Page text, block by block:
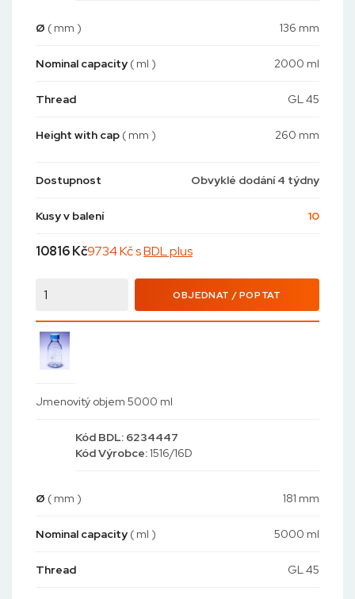
Ø ( mm ) 136 mm
Nominal capacity ( ml ) 2000 ml
Thread GL 45
Height with cap ( mm ) 260 mm
Dostupnost Obvyklé dodání 4 týdny
Kusy v balení 10
10816Kč9734 Kč sBDL plus
OBJEDNAT / POPTAT
Jmenovitý objem 5000 ml
Kód BDL: 6234447
KódVýrobce:1516/16D
Ø ( mm ) 181 mm
Nominal capacity ( ml ) 5000 ml
Thread GL 45